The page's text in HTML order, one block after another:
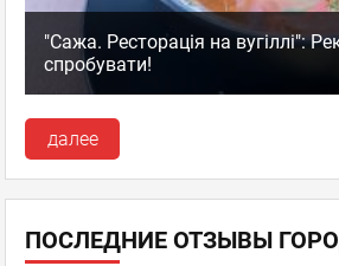
"Сажа. Ресторація на вугіллі":
спробувати!
далее
ПОСЛЕДНИЕ ОТЗЫВЫ